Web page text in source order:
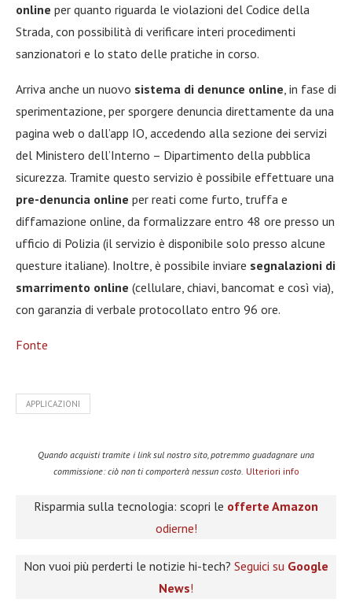
online per quanto riguarda le violazioni del Codice della
Strada, con possibilità di verificare interi procedimenti
sanzionatori e lo stato delle pratiche in corso.
Arriva anche un nuovo sistema di denunce online , in fase di
sperimentazione, per sporgere denuncia direttamente da una
pagina web o dall’app IO, accedendo alla sezione dei servizi
del Ministero dell’Interno – Dipartimento della pubblica
sicurezza. Tramite questo servizio è possibile effettuare una
pre-denuncia online per reati come furto, truffa e
diffamazione online, da formalizzare entro 48 ore presso un
ufficio di Polizia (il servizio è disponibile solo presso alcune
questure italiane). Inoltre, è possibile inviare segnalazioni di
smarrimento online (cellulare, chiavi, bancomat e così via),
con garanzia di verbale protocollato entro 96 ore.
Fonte
APPLICAZIONI
Quando acquisti tramite i link sul nostro sito, potremmo guadagnare una
commissione: ciò non ti comporterà nessun costo. Ulteriori info
Risparmia sulla tecnologia: scopri le offerte Amazon
odierne!
Non vuoi più perderti le notizie hi-tech? Seguici su Google
News!